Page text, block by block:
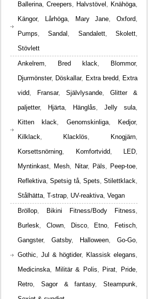
Ballerina, Creepers, Halvstövel , Knähöga,
Kängor, Lårhöga, Mary Jane, Oxford,
Pumps,Sandal , Sandalett,Skolett,
Stövlett
Ankelrem, Bred klack, Blommor,
Djurmönster, Döskallar, Extra bredd, Extra
vidd, Fransar, Självlysande, Glitter &
paljetter, Hjärta, Hänglås, Jelly sula,
Kitten klack, Genomskinliga, Kedjor,
Kilklack, Klacklös, Knogjärn,
Korsettsnörning, Komfortvidd, LED,
Myntinkast, Mesh, Nitar, Päls, Peep-toe,
Reflektiva,Spetsig tå, Spets, Stilettklack,
Stålhätta, T-strap, UV-reaktiva, Vegan
Bröllop, Bikini Fitness/Body Fitness,
Burlesk, Clown, Disco, Etno, Fetisch,
Gangster, Gatsby, Halloween, Go-Go,
Gothic, Jul & högtider, Klassisk elegans,
Medicinska, Militär & Polis, Pirat, Pride,
Retro, Sagor & fantasy, Steampunk,